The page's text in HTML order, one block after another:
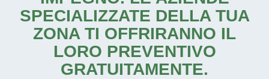
SPECIALIZZATE DELLA TUA
ZONA TI OFFRIRANNO IL
LORO PREVENTIVO
GRATUITAMENTE.